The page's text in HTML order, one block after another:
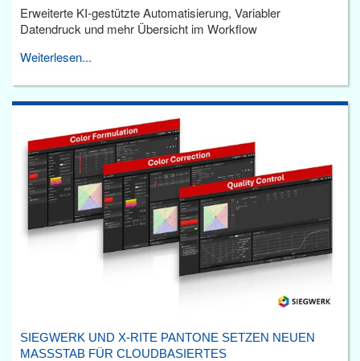
Erweiterte KI-gestützte Automatisierung, Variabler
Datendruck und mehr Übersicht im Workflow
Weiterlesen...
SIEGWERK UND X-RITE PANTONE SETZEN NEUEN
MASSSTAB FÜR CLOUDBASIERTES F